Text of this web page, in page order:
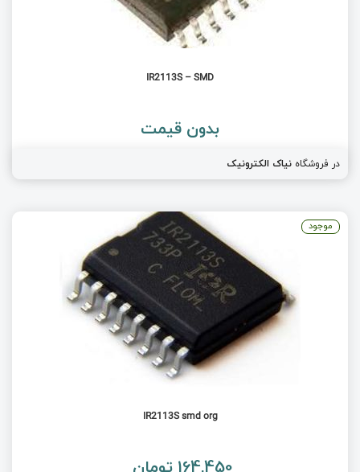
IR2113S – SMD
بدون قیمت
در فروشگاه نیاک الکترونیک
IR2113S smd org
موجود